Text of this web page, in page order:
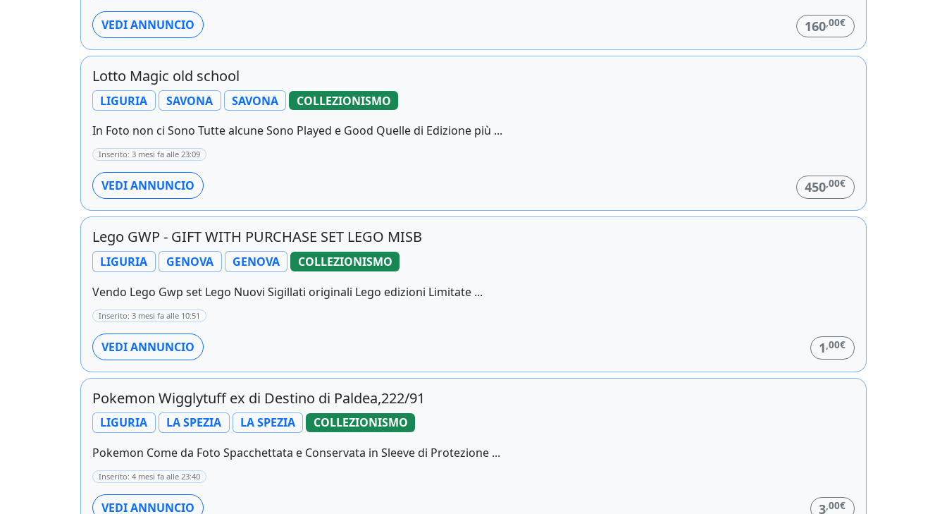
VEDI ANNUNCIO 160,00€
Lotto Magic old school
LIGURIA SAVONA SAVONA
COLLEZIONISMO
In Foto non ci Sono Tutte alcune Sono Played e Good Quelle di Edizione più ...
Inserito: 3 mesi fa alle 23:09
VEDI ANNUNCIO 450,00€
Lego GWP - GIFT WITH PURCHASE SET LEGO MISB
LIGURIA GENOVA GENOVA
COLLEZIONISMO
Vendo Lego Gwp set Lego Nuovi Sigillati originali Lego edizioni Limitate ...
Inserito: 3 mesi fa alle 10:51
VEDI ANNUNCIO 1,00€
Pokemon Wigglytuff ex di Destino di Paldea,222/91
LIGURIA LA SPEZIA LA SPEZIA
COLLEZIONISMO
Pokemon Come da Foto Spacchettata e Conservata in Sleeve di Protezione ...
Inserito: 4 mesi fa alle 23:40
VEDI ANNUNCIO 3,00€